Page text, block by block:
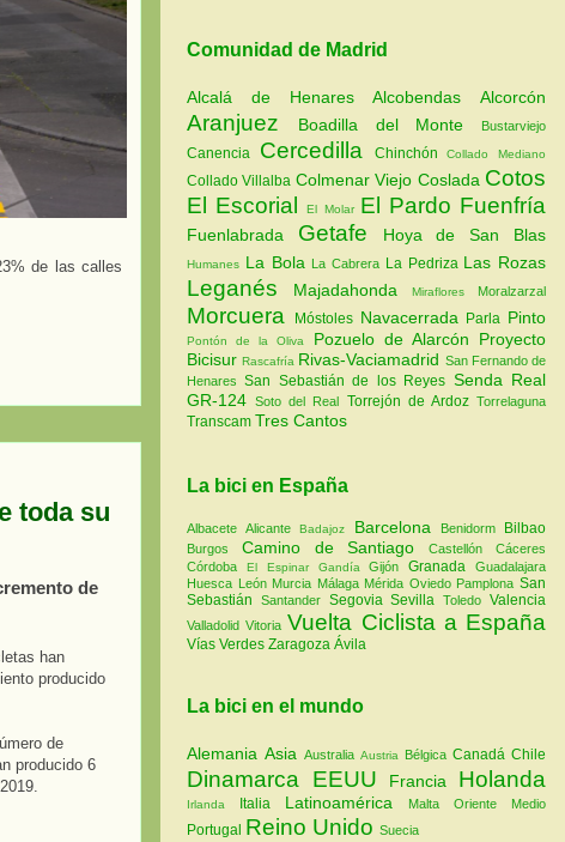
de las calles
toda su
de
han
producido
de
producido 6
Comunidad de Madrid
Alcalá de HenaresAlcobendas Alcorcón
Aranjuez Boadilla del Monte Bustarviejo
Canencia Cercedilla ChinchónCollado Mediano
Collado Villalba Colmenar Viejo Coslada Cotos
El EscorialEl Molar El Pardo Fuenfría
Fuenlabrada Getafe Hoya de San Blas
Humanes La Bola La Cabrera La Pedriza Las Rozas
Leganés Majadahonda Miraflores Moralzarzal
Morcuera Móstoles Navacerrada Parla Pinto
Pontón de la Oliva Pozuelo de Alarcón Proyecto
BicisurRascafría Rivas-Vaciamadrid San Fernando de
HenaresSan Sebastián de los Reyes Senda Real
GR-124Soto del Real Torrejón de ArdozTorrelaguna
Transcam Tres Cantos
La bici en España
AlbaceteAlicanteBadajoz Barcelona Benidorm Bilbao
Burgos Camino de SantiagoCastellónCáceres
Córdoba El Espinar GandíaGijónGranadaGuadalajara
Huesca León Murcia Málaga Mérida Oviedo PamplonaSan
Sebastián Santander SegoviaSevillaToledoValencia
ValladolidVitoria Vuelta Ciclista a España
Vías Verdes Zaragoza Ávila
La bici en el mundo
Alemania Asia Australia Austria Bélgica Canadá Chile
Dinamarca EEUU Francia Holanda
Irlanda Italia Latinoamérica Malta Oriente Medio
Portugal Reino Unido Suecia